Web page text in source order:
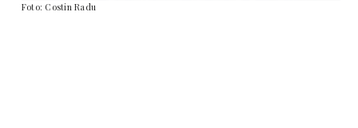
Foto: Costin Radu